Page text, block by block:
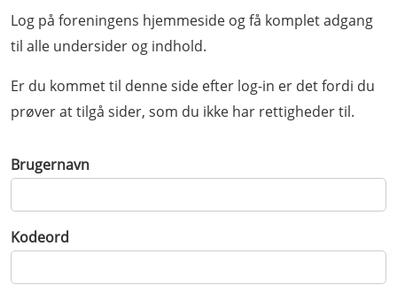
Log på foreningens hjemmeside og få komplet adgang
til alle undersider og indhold.
Er du kommet til denne side efter log-in er det fordi du
prøver at tilgå sider, som du ikke har rettigheder til.
Brugernavn
Kodeord